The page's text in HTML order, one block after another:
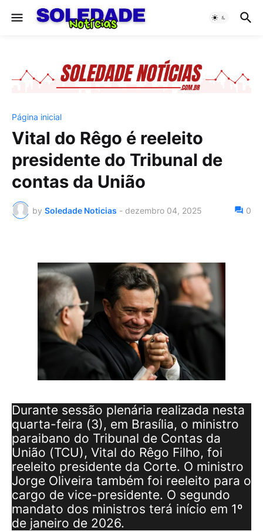
Página inicial
Vital do Rêgo é reeleito
presidente do Tribunal de
contas da União
by Soledade Noticias - dezembro 04, 2025 0
Durante sessão plenária realizada nesta
quarta-feira (3), em Brasília, o ministro
paraibano do Tribunal de Contas da
União (TCU), Vital do Rêgo Filho, foi
reeleito presidente da Corte. O ministro
Jorge Oliveira também foi reeleito para o
cargo de vice-presidente. O segundo
mandato dos ministros terá início em 1º
de janeiro de 2026.